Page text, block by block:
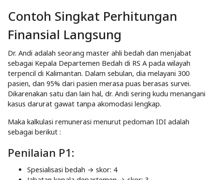
Contoh Singkat Perhitungan
Finansial Langsung
Dr. Andi adalah seorang master ahli bedah dan menjabat
sebagai Kepala Departemen Bedah di RS A pada wilayah
terpencil di Kalimantan. Dalam sebulan, dia melayani 300
pasien, dan 95% dari pasien merasa puas berasas survei.
Dikarenakan satu dan lain hal, dr. Andi sering kudu menangani
kasus darurat gawat tanpa akomodasi lengkap.
Maka kalkulasi remunerasi menurut pedoman IDI adalah
sebagai berikut :
Penilaian P1:
Spesialisasi bedah → skor: 4